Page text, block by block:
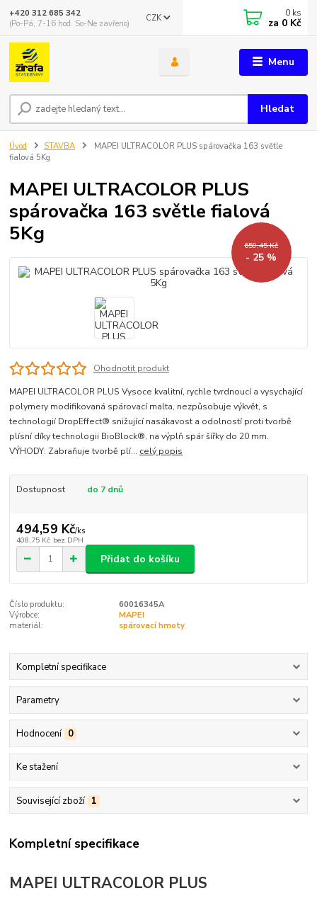
Menu
CZK
Hledat
+420 312 685 342
(Po-Pá, 7-16 hod. So-Ne zavřeno)
0 ks
za 0 Kč
Úvod STAVBA
MAPEI ULTRACOLOR PLUS spárovačka 163 světle
fialová 5Kg
MAPEI ULTRACOLOR PLUS
spárovačka 163 světle fialová
5Kg
659,45 Kč
- 25 %
Ohodnotit produkt
MAPEI ULTRACOLOR PLUS Vysoce kvalitní, rychle tvrdnoucí a vysychající
polymery modifikovaná spárovací malta, nezpůsobuje výkvět, s
technologií DropEffect® snižující nasákavost a odolností proti tvorbě
plísní díky technologii BioBlock®, na výplň spár šířky do 20 mm.
VÝHODY: Zabraňuje tvorbě plí... celý popis
Dostupnost do 7 dnů
494,59 Kč/ks
408,75 Kč bez DPH
Přidat do košíku
Číslo produktu:
60016345A
Výrobce:
MAPEI
materiál:
spárovací hmoty
Kompletní specifikace
Parametry
Hodnocení 0
Ke stažení
Související zboží 1
Kompletní specifikace
MAPEI ULTRACOLOR PLUS